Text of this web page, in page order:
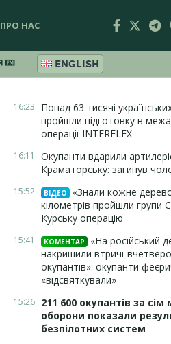
ПРО НАС
ENGLISH
16:23
Понад 63 тисячі
пройшли підготовку в
операції INTERFLEX
16:11
Окупанти вдарили
Краматорську: загинув
15:52 ВІДЕО
«Знали кожне
кілометрів пройшли групи
Курську операцію
15:41 КОМЕНТАР
«На російський
накришили втричі-
окупантів»: окупанти
«відсвяткували»
15:26 211 600 окупантів за сім
оборони показали
безпілотних систем